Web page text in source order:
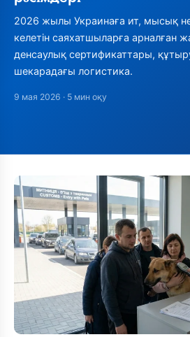
2026 жылы Украинаға ит, мысық
келетін саяхатшыларға арналған
денсаулық сертификаттары,
шекарадағы логистика.
9 мая 2026 · 5 мин оқу